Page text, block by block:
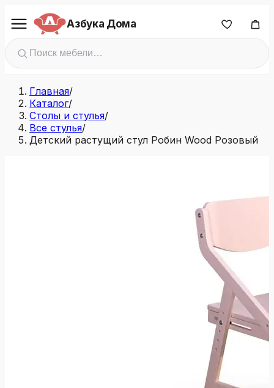
Азбука Дома
Главная/
Каталог/
Столы и стулья/
Все стулья/
Детский растущий стул Робин Wood Розовый